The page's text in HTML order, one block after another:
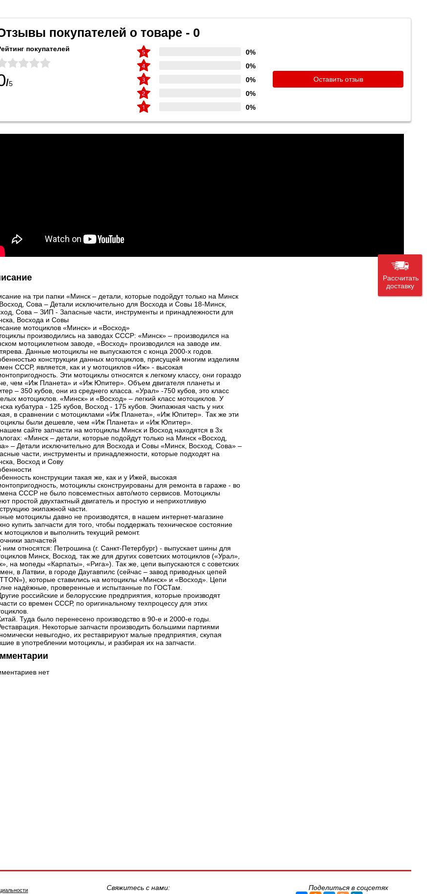
покупателей о товаре - 0
покупателей
/5
0%
0%
0%
0%
0%
Оставить отзыв
на три папки «Минск – детали, которые подойдут только на Минск
Сова – Детали исключительно для Восхода и Совы 18-Минск,
Сова – ЗИП - Запасные части, инструменты и принадлежности для
Восхода и Совы
мотоциклов «Минск» и «Восход»
производились на заводах СССР: «Минск» – производился на
мотоциклетном заводе, «Восход» производился на заводе им.
Данные мотоциклы не выпускаются с конца 2000-х годов.
конструкции данных мотоциклов, присущей многим изделиям
СССР, является, как и у мотоциклов «Иж» - высокая
Эти мотоциклы относятся к легкому классу, они гораздо
чем «Иж Планета» и «Иж Юпитер». Объем двигателя планеты и
– 350 кубов, они из среднего класса. «Урал» -750 кубов, это класс
мотоциклов. «Минск» и «Восход» – легкий класс мотоциклов. У
кубатура - 125 кубов, Восход - 175 кубов. Экипажная часть у них
в сравнении с мотоциклами «Иж Планета», «Иж Юпитер». Так же эти
были дешевле, чем «Иж Планета» и «Иж Юпитер».
сайте запчасти на мотоциклы Минск и Восход находятся в 3х
«Минск – детали, которые подойдут только на Минск «Восход,
– Детали исключительно для Восхода и Совы «Минск, Восход, Сова» –
части, инструменты и принадлежности, которые подходят на
Восход и Сову
конструкции такая же, как и у Ижей, высокая
мотоциклы сконструированы для ремонта в гараже - во
СССР не было повсеместных авто/мото сервисов. Мотоциклы
простой двухтактный двигатель и простую и неприхотливую
экипажной части.
мотоциклы давно не производятся, в нашем интернет-магазине
купить запчасти для того, чтобы поддержать техническое состояние
мотоциклов и выполнить текущий ремонт.
запчастей
ним относятся: Петрошина (г. Санкт-Петербург) - выпускает шины для
Минск, Восход, так же для других советских мотоциклов («Урал»,
на мопеды «Карпаты», «Рига»). Так же, цепи выпускаются с советских
в Латвии, в городе Даугавпилс (сейчас – завод приводных цепей
которые ставились на мотоциклы «Минск» и «Восход». Цепи
надёжные, проверенные и испытанные по ГОСТам.
российские и белорусские предприятия, которые производят
со времен СССР, по оригинальному техпроцессу для этих
Туда было перенесено производство в 90-е и 2000-е годы.
Некоторые запчасти производить большими партиями
невыгодно, их реставрируют малые предприятия, скупая
в употреблении мотоциклы, и разбирая их на запчасти.
нет
Свяжитесь с нами: Поделиться в соцсетях
Рассчитать
доставку